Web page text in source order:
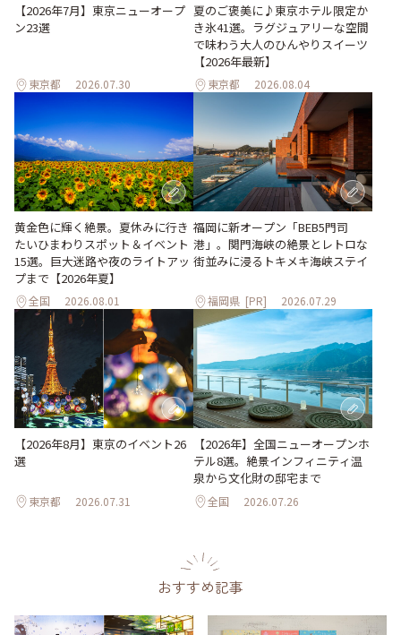
【2026年7月】東京ニューオープ
ン23選
東京都 2026.07.30
夏のご褒美に♪東京ホテル限定か
き氷41選。ラグジュアリーな空間
で味わう大人のひんやりスイーツ
【2026年最新】
東京都 2026.08.04
黄金色に輝く絶景。夏休みに行き
たいひまわりスポット＆イベント
15選。巨大迷路や夜のライトアッ
プまで【2026年夏】
全国 2026.08.01
福岡に新オープン「BEB5門司
港」。関門海峡の絶景とレトロな
街並みに浸るトキメキ海峡ステイ
福岡県 [PR] 2026.07.29
【2026年8月】東京のイベント26
選
東京都 2026.07.31
【2026年】全国ニューオープンホ
テル8選。絶景インフィニティ温
泉から文化財の邸宅まで
全国 2026.07.26
おすすめ記事